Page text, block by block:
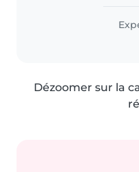
si je
Dézoomer sur la